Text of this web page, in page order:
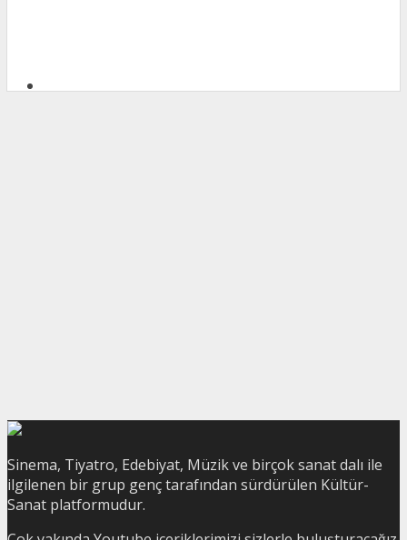
Sinema, Tiyatro, Edebiyat, Müzik ve birçok sanat dalı ile
ilgilenen bir grup genç tarafından sürdürülen Kültür-
Sanat platformudur.